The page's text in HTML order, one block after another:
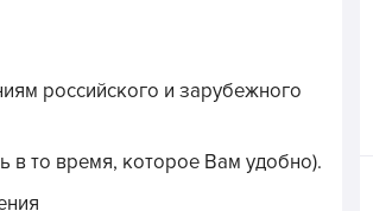
российского и зарубежного
в то время, которое Вам удобно).